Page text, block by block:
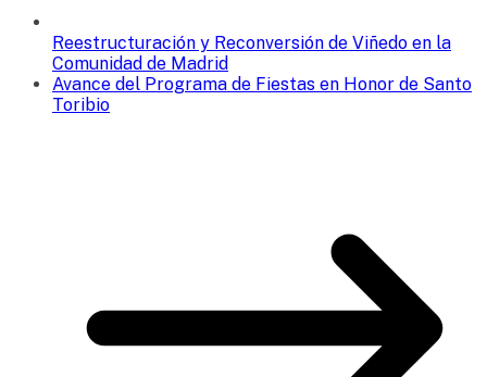
Reestructuración y Reconversión de Viñedo en la
Comunidad de Madrid
Avance del Programa de Fiestas en Honor de Santo
Toribio